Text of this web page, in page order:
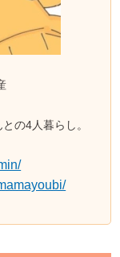
の4人暮らし。